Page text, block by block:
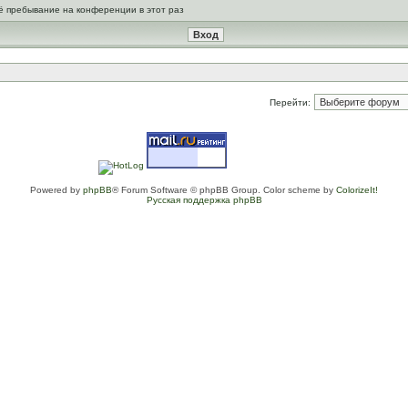
пребывание на конференции в этот раз
Перейти:
Powered by phpBB® Forum Software © phpBB Group. Color scheme by ColorizeIt!
Русская поддержка phpBB